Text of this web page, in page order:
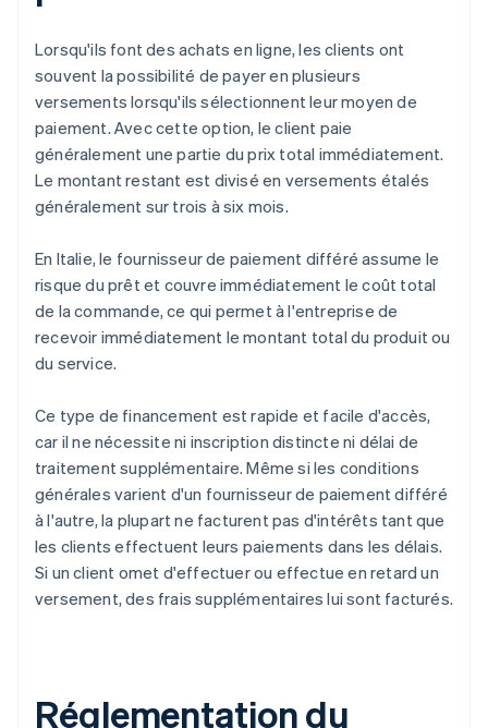
Lorsqu'ils font des achats en ligne, les clients ont
souvent la possibilité de payer en plusieurs
versements lorsqu'ils sélectionnent leur moyen de
paiement. Avec cette option, le client paie
généralement une partie du prix total immédiatement.
Le montant restant est divisé en versements étalés
généralement sur trois à six mois.
En Italie, le fournisseur de paiement différé assume le
risque du prêt et couvre immédiatement le coût total
de la commande, ce qui permet à l'entreprise de
recevoir immédiatement le montant total du produit ou
du service.
Ce type de financement est rapide et facile d'accès,
car il ne nécessite ni inscription distincte ni délai de
traitement supplémentaire. Même si les conditions
générales varient d'un fournisseur de paiement différé
à l'autre, la plupart ne facturent pas d'intérêts tant que
les clients effectuent leurs paiements dans les délais.
Si un client omet d'effectuer ou effectue en retard un
versement, des frais supplémentaires lui sont facturés.
Réglementation du